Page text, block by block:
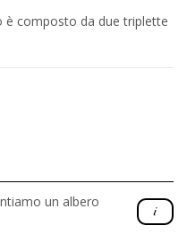
è composto da due triplette
un albero